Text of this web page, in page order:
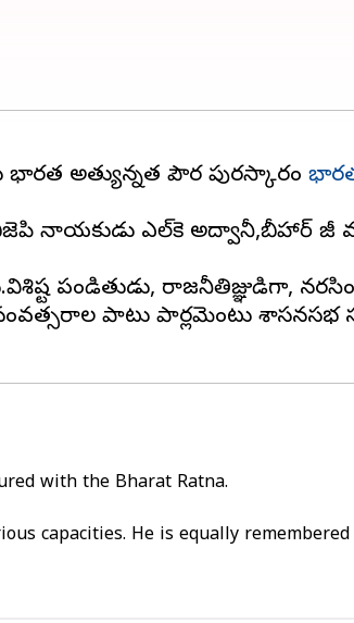
భారత అత్యున్నత పౌర పురస్కారం
నాయకుడు ఎల్‌కె అద్వానీ,బీహార్ మాజీ
పండితుడు, రాజనీతిజ్ఞుడిగా,
పాటు పార్లమెంటు
with the Bharat Ratna.
capacities. He is equally